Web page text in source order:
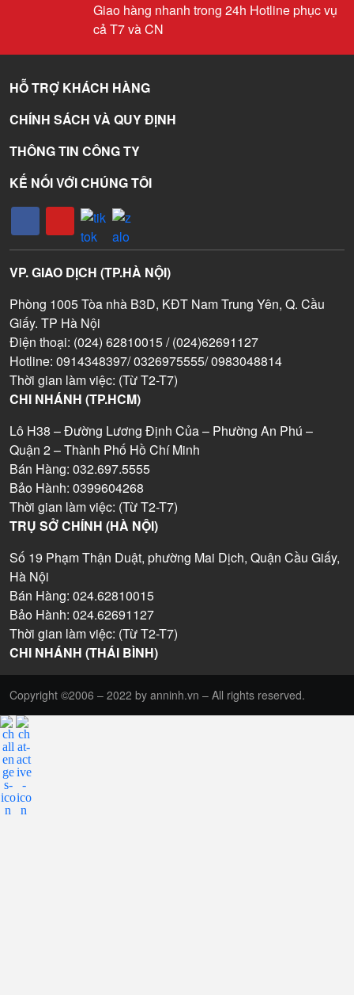
Giao hàng nhanh trong 24h Hotline phục vụ
cả T7 và CN
HỖ TRỢ KHÁCH HÀNG
CHÍNH SÁCH VÀ QUY ĐỊNH
THÔNG TIN CÔNG TY
KẾ NỐI VỚI CHÚNG TÔI
VP. GIAO DỊCH (TP.HÀ NỘI)
Phòng 1005 Tòa nhà B3D, KĐT Nam Trung Yên, Q. Cầu
Giấy. TP Hà Nội
Điện thoại: (024) 62810015 / (024)62691127
Hotline: 0914348397/ 0326975555/ 0983048814
Thời gian làm việc: (Từ T2-T7)
CHI NHÁNH (TP.HCM)
Lô H38 – Đường Lương Định Của – Phường An Phú –
Quận 2 – Thành Phố Hồ Chí Minh
Bán Hàng: 032.697.5555
Bảo Hành: 0399604268
Thời gian làm việc: (Từ T2-T7)
TRỤ SỞ CHÍNH (HÀ NỘI)
Số 19 Phạm Thận Duật, phường Mai Dịch, Quận Cầu Giấy,
Hà Nội
Bán Hàng: 024.62810015
Bảo Hành: 024.62691127
Thời gian làm việc: (Từ T2-T7)
CHI NHÁNH (THÁI BÌNH)
Copyright ©2006 – 2022 by anninh.vn – All rights reserved.